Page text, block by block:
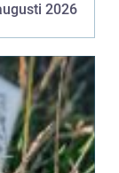
2026